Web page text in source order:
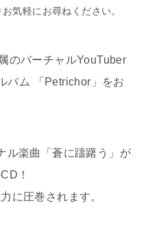
お気軽にお尋ねください。
のバーチャルYouTuber
バム 「Petrichor」をお
ル楽曲「蒼に躊躇う」が
！
に圧巻されます。